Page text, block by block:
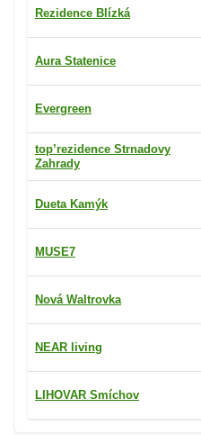
Rezidence Blízká
Aura Statenice
Evergreen
top’rezidence Strnadovy
Zahrady
Dueta Kamýk
MUSE7
Nová Waltrovka
NEAR living
LIHOVAR Smíchov